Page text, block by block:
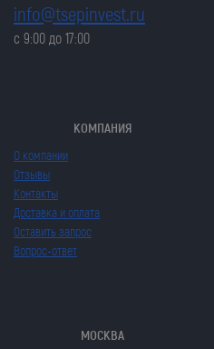
info@tsepinvest.ru
с 9:00 до 17:00
КОМПАНИЯ
О компании
Отзывы
Контакты
Доставка и оплата
Оставить запрос
Вопрос-ответ
МОСКВА